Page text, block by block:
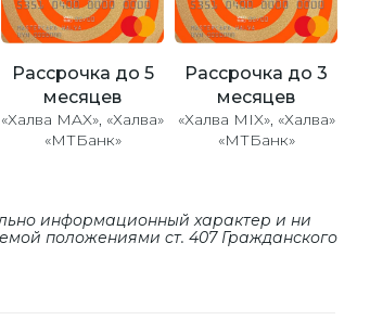
Рассрочка до 5
месяцев
«Халва MAX», «Халва»
«МТБанк»
Рассрочка до 3
месяцев
«Халва MIX», «Халва»
«МТБанк»
информационный характер и ни
положениями cт. 407 Гражданского